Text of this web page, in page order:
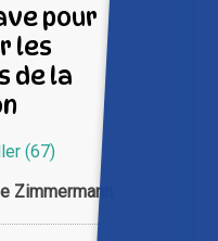
pour
les
de la
(67)
Zimmermann